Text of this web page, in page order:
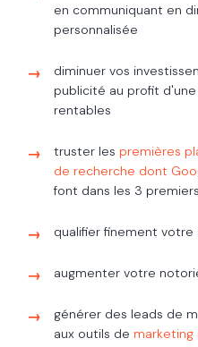
en communiquant en
personnalisée
diminuer vos
publicité au profit
rentables
truster les premières
de recherche dont Goo
font dans les 3
qualifier finement votre
augmenter votre
générer des leads de
aux outils de